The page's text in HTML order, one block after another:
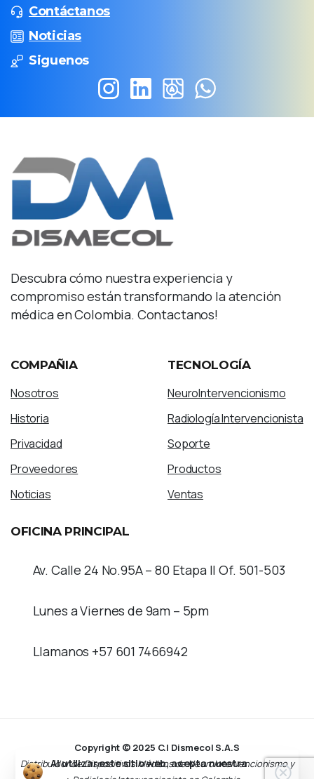
Contáctanos
Noticias
Siguenos
Descubra cómo nuestra experiencia y
compromiso están transformando la atención
médica en Colombia. Contactanos!
COMPAÑIA
Nosotros
Historia
Privacidad
Proveedores
Noticias
TECNOLOGÍA
NeuroIntervencionismo
Radiología Intervencionista
Soporte
Productos
Ventas
OFICINA PRINCIPAL
Av. Calle 24 No.95A – 80 Etapa II Of. 501-503
Lunes a Viernes de 9am – 5pm
Llamanos +57 601 7466942
Copyright © 2025 C.I Dismecol S.A.S
Distribuidor de Dispositivos Médicos de Neurointervencionismo y
Al utilizar este sitio web, acepta nuestra